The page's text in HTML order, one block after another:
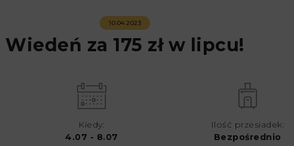
10.04.2023
Wiedeń za 175 zł w lipcu!
Kiedy:
4.07 - 8.07
Ilość przesiadek:
Bezpośrednio